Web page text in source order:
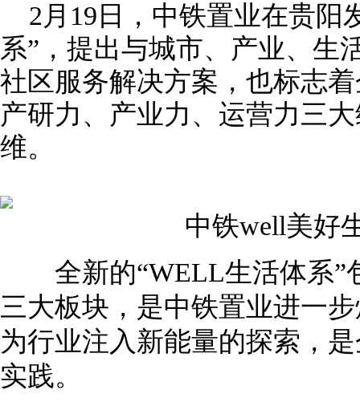
2月19日，中铁置业在贵阳
系”，提出与城市、产业、生
社区服务解决方案，也标志
产研力、产业力、运营力三
维。
中铁well美好
全新的“WELL生活体系”
三大板块，是中铁置业进一
为行业注入新能量的探索，
实践。